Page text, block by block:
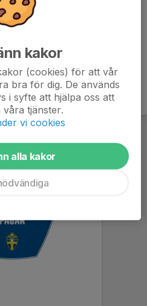
kakor
(cookies) för att vår
bra för dig. De används
i syfte att hjälpa oss att
tjänster.
vi cookies
alla kakor